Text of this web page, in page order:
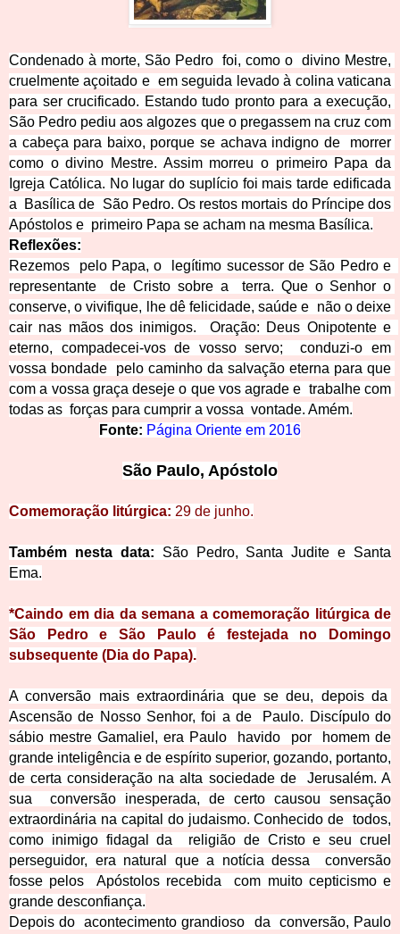
Condenado à morte, São Pedro  foi, como o  divino Mestre,
cruelmente açoitado e  em seguida levado à colina vaticana
para ser crucificado. Estando tudo pronto para a execução,
São Pedro pediu aos algozes que o pregassem na cruz com
a cabeça para baixo, porque se achava indigno de  morrer
como o divino Mestre. Assim morreu o primeiro Papa da
Igreja Católica. No lugar do suplício foi mais tarde edificada
a  Basílica de  São Pedro. Os restos mortais do Príncipe dos
Apóstolos e  primeiro Papa se acham na mesma Basílica.
Reflexões:
Rezemos  pelo Papa, o  legítimo sucessor de São Pedro e
representante  de Cristo sobre a  terra. Que o Senhor o
conserve, o vivifique, lhe dê felicidade, saúde e  não o deixe
cair nas mãos dos inimigos.  Oração: Deus Onipotente e
eterno, compadecei-vos de vosso servo;  conduzi-o em
vossa bondade  pelo caminho da salvação eterna para que
com a vossa graça deseje o que vos agrade e  trabalhe com
todas as  forças para cumprir a vossa  vontade. Amém.
Fonte: Página Oriente em 2016
São Paulo, Apóstolo
Comemoração litúrgica: 29 de junho.
Também nesta data: São Pedro, Santa Judite e Santa
Ema.
*Caindo em dia da semana a comemoração litúrgica de
São Pedro e São Paulo é festejada no Domingo
subsequente (Dia do Papa).
A conversão mais extraordinária que se deu, depois da
Ascensão de Nosso Senhor, foi a de Paulo. Discípulo do
sábio mestre Gamaliel, era Paulo havido por homem de
grande inteligência e de espírito superior, gozando, portanto,
de certa consideração na alta sociedade de Jerusalém. A
sua conversão inesperada, de certo causou sensação
extraordinária na capital do judaismo. Conhecido de todos,
como inimigo fidagal da religião de Cristo e seu cruel
perseguidor, era natural que a notícia dessa conversão
fosse pelos Apóstolos recebida com muito cepticismo e
grande desconfiança.
Depois do acontecimento grandioso da conversão, Paulo